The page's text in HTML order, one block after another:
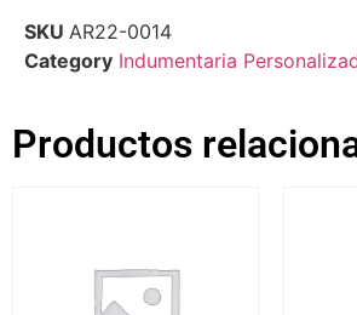
SKU AR22-0014
Category Indumentaria
Productos